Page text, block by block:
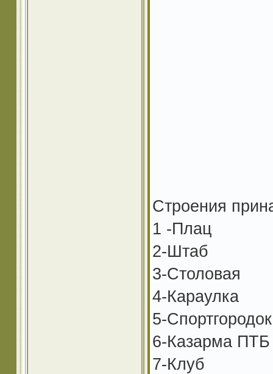
Строения
1 -Плац
2-Штаб
3-Столовая
4-Караулка
5-Спортгородок
6-Казарма ПТБ
7-Клуб